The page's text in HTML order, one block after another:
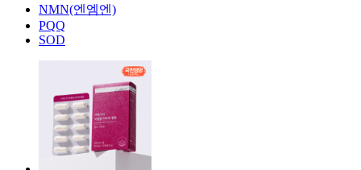
NMN(엔엠엔)
PQQ
SOD